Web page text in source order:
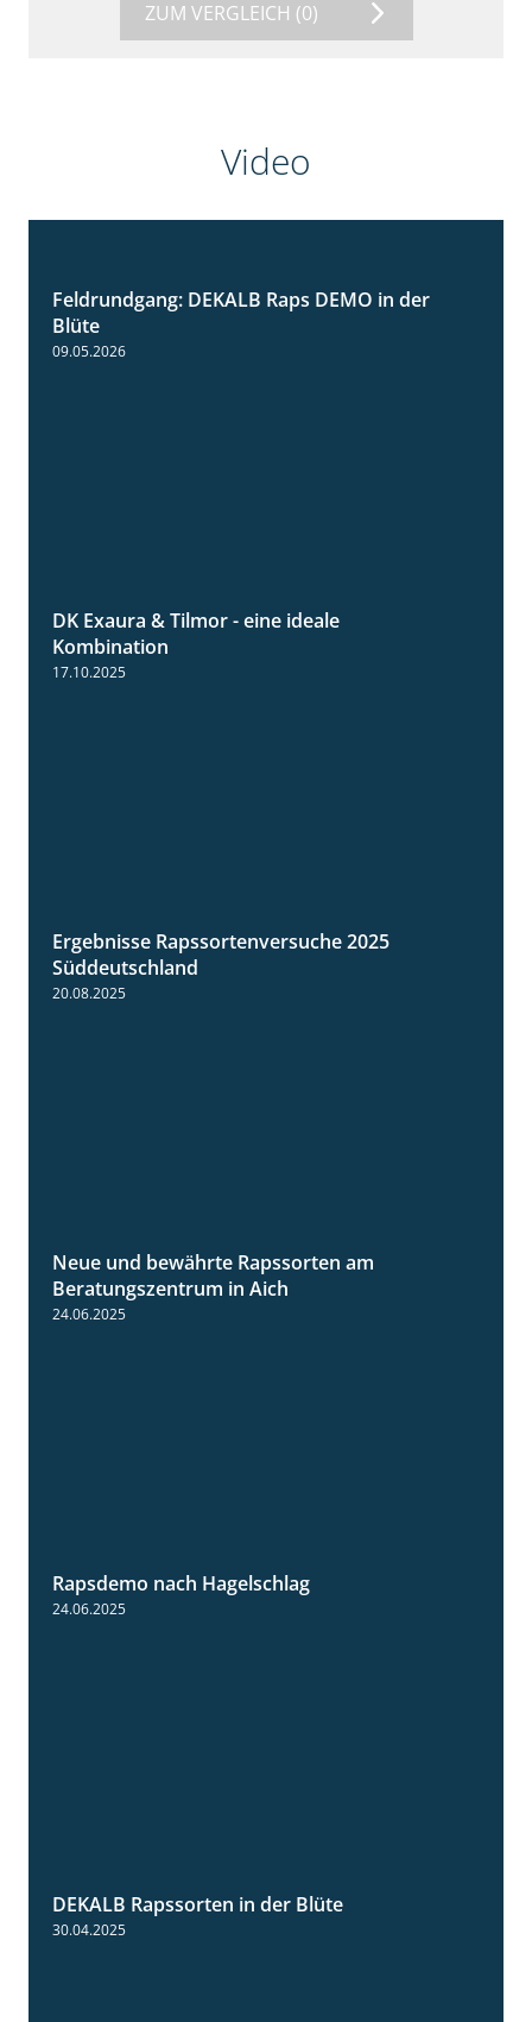
ZUM VERGLEICH (0)
Video
2:37
Feldrundgang: DEKALB Raps DEMO in der
Blüte
09.05.2026
DK Exaura & Tilmor - eine ideale
Kombination
17.10.2025
Ergebnisse Rapssortenversuche 2025
Süddeutschland
20.08.2025
Neue und bewährte Rapssorten am
Beratungszentrum in Aich
24.06.2025
Rapsdemo nach Hagelschlag
24.06.2025
DEKALB Rapssorten in der Blüte
30.04.2025